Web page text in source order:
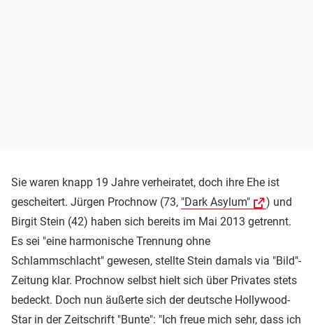
Sie waren knapp 19 Jahre verheiratet, doch ihre Ehe ist
gescheitert. Jürgen Prochnow (73, "Dark Asylum"
) und
Birgit Stein (42) haben sich bereits im Mai 2013 getrennt.
Es sei "eine harmonische Trennung ohne
Schlammschlacht" gewesen, stellte Stein damals via "Bild"-
Zeitung klar. Prochnow selbst hielt sich über Privates stets
bedeckt. Doch nun äußerte sich der deutsche Hollywood-
Star in der Zeitschrift "Bunte": "Ich freue mich sehr, dass ich